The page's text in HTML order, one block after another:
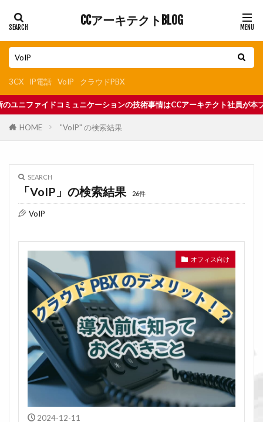
CCアーキテクトBLOG
3CX IP電話 VoIP クラウドPBX
技術事情はCCアーキテクト社員が本ブログで随時更新中
HOME "VoIP" の検索結果
SEARCH
「VoIP」の検索結果 26件
VoIP
オフィス向け
2024-12-11